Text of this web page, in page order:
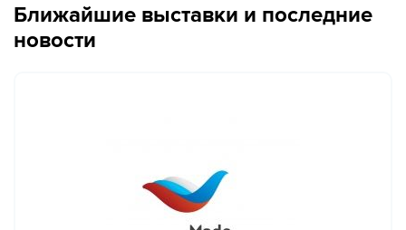
Ближайшие выставки и последние
новости